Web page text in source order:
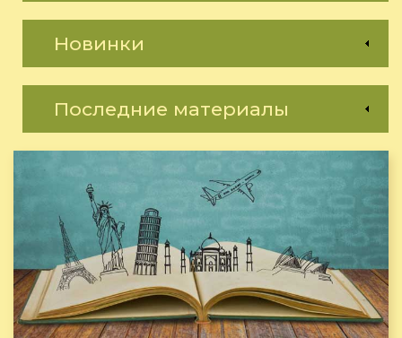
Новинки
Последние материалы